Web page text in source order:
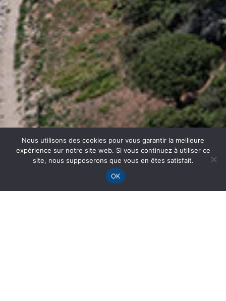
Nous utilisons des cookies pour vous garantir la meilleure
expérience sur notre site web. Si vous continuez à utiliser ce
site, nous supposerons que vous en êtes satisfait.
OK